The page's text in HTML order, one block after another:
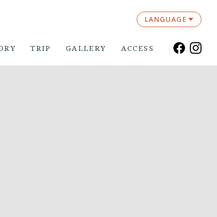
TRIP GALLERY ACCESS
LANGUAGE